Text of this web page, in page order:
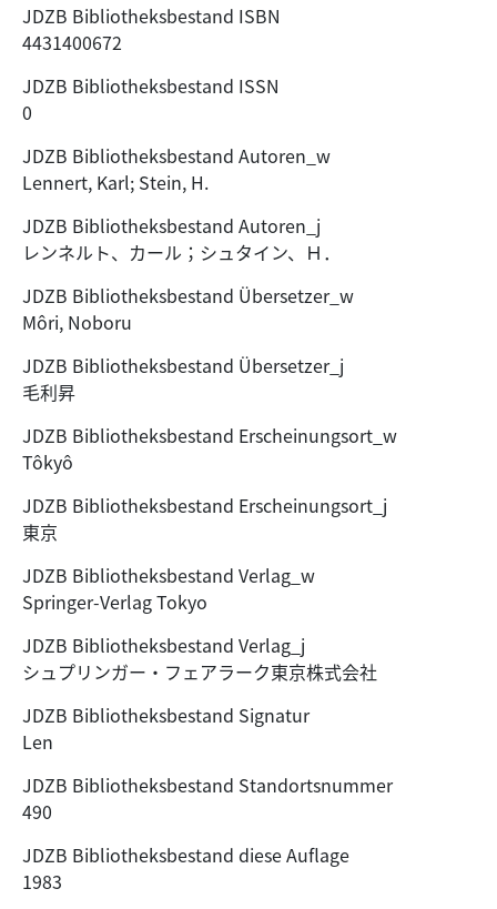
JDZB Bibliotheksbestand ISBN
4431400672
JDZB Bibliotheksbestand ISSN
0
JDZB Bibliotheksbestand Autoren_w
Lennert, Karl; Stein, H.
JDZB Bibliotheksbestand Autoren_j
レンネルト、カール；シュタイン、Ｈ．
JDZB Bibliotheksbestand Übersetzer_w
Môri, Noboru
JDZB Bibliotheksbestand Übersetzer_j
毛利昇
JDZB Bibliotheksbestand Erscheinungsort_w
Tôkyô
JDZB Bibliotheksbestand Erscheinungsort_j
東京
JDZB Bibliotheksbestand Verlag_w
Springer-Verlag Tokyo
JDZB Bibliotheksbestand Verlag_j
シュプリンガー・フェアラーク東京株式会社
JDZB Bibliotheksbestand Signatur
Len
JDZB Bibliotheksbestand Standortsnummer
490
JDZB Bibliotheksbestand diese Auflage
1983